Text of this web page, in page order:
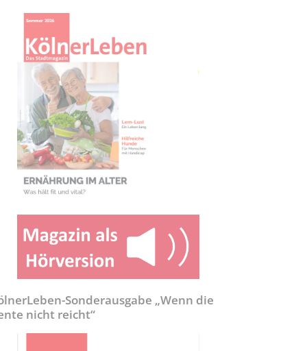
Sonderausgabe „Wenn die
nicht reicht“